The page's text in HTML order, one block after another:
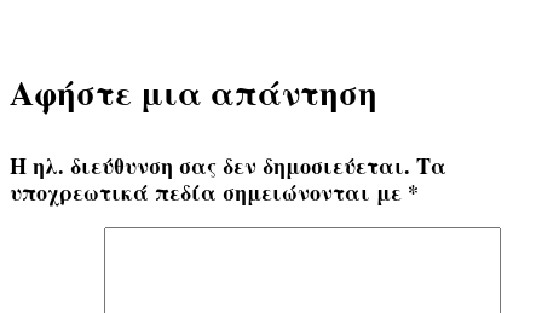
Αφήστε μια απάντηση
Η ηλ. διεύθυνση σας δεν δημοσιεύεται. Τα
υποχρεωτικά πεδία σημειώνονται με *